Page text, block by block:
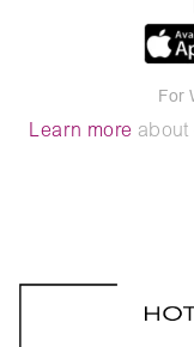
For
Learn more about